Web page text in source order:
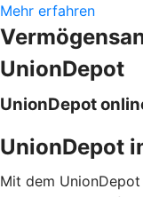
Mehr erfahren
UnionDepot
UnionDepot
UnionDepot
Mit dem UnionDepot